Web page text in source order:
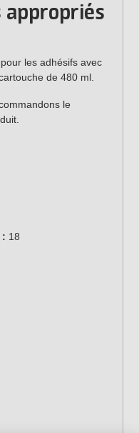
appropriés
les adhésifs avec
de 480 ml.
le
: 18